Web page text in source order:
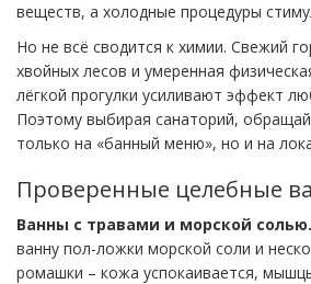
веществ, а холодные процедуры
Но не всё сводится к химии. Свежий
хвойных лесов и умеренная
лёгкой прогулки усиливают эффект
Поэтому выбирая санаторий,
только на «банный меню», но и на
Проверенные целебные
Ванны с травами и морской солью.
ванну пол-ложки морской соли и
ромашки – кожа успокаивается,